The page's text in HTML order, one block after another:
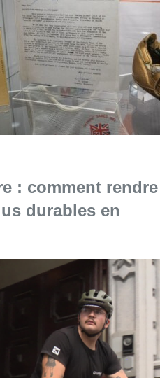
durables en
"Dernier kilomètre :
être claire, c’est le